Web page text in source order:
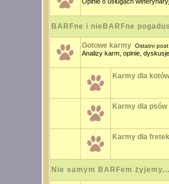
BARFne i nieBARFne
Gotowe karmyOstatni post:
Analizy karm, opinie,
Karmy dla kotów
Karmy dla psów
Karmy dla fretek
Nie samym BARFem żyjemy...